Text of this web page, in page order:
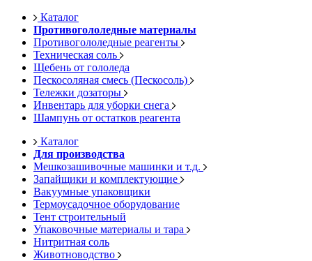
Каталог
Противогололедные материалы
Противогололедные реагенты
Техническая соль
Щебень от гололеда
Пескосоляная смесь (Пескосоль)
Тележки дозаторы
Инвентарь для уборки снега
Шампунь от остатков реагента
Каталог
Для производства
Мешкозашивочные машинки и т.д.
Запайщики и комплектующие
Вакуумные упаковщики
Термоусадочное оборудование
Тент строительный
Упаковочные материалы и тара
Нитритная соль
Животноводство